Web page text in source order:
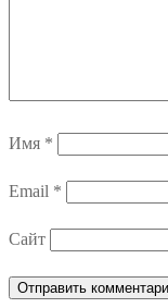
Имя *
Email *
Сайт